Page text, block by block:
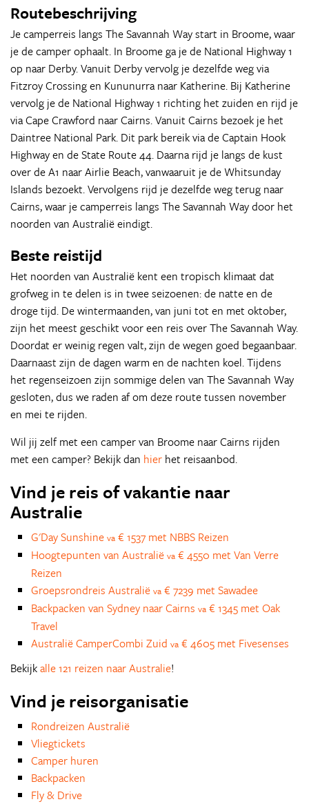
Routebeschrijving
Je camperreis langs The Savannah Way start in Broome, waar
je de camper ophaalt. In Broome ga je de National Highway 1
op naar Derby. Vanuit Derby vervolg je dezelfde weg via
Fitzroy Crossing en Kununurra naar Katherine. Bij Katherine
vervolg je de National Highway 1 richting het zuiden en rijd je
via Cape Crawford naar Cairns. Vanuit Cairns bezoek je het
Daintree National Park. Dit park bereik via de Captain Hook
Highway en de State Route 44. Daarna rijd je langs de kust
over de A1 naar Airlie Beach, vanwaaruit je de Whitsunday
Islands bezoekt. Vervolgens rijd je dezelfde weg terug naar
Cairns, waar je camperreis langs The Savannah Way door het
noorden van Australië eindigt.
Beste reistijd
Het noorden van Australië kent een tropisch klimaat dat
grofweg in te delen is in twee seizoenen: de natte en de
droge tijd. De wintermaanden, van juni tot en met oktober,
zijn het meest geschikt voor een reis over The Savannah Way.
Doordat er weinig regen valt, zijn de wegen goed begaanbaar.
Daarnaast zijn de dagen warm en de nachten koel. Tijdens
het regenseizoen zijn sommige delen van The Savannah Way
gesloten, dus we raden af om deze route tussen november
en mei te rijden.
Wil jij zelf met een camper van Broome naar Cairns rijden
met een camper? Bekijk dan hier het reisaanbod.
Vind je reis of vakantie naar
Australie
G'Day Sunshine va € 1537 met NBBS Reizen
Hoogtepunten van Australië va € 4550 met Van Verre
Reizen
Groepsrondreis Australië va € 7239 met Sawadee
Backpacken van Sydney naar Cairns va € 1345 met Oak
Travel
Australië CamperCombi Zuid va € 4605 met Fivesenses
Bekijkalle 121 reizen naar Australie!
Vind je reisorganisatie
Rondreizen Australië
Vliegtickets
Camper huren
Backpacken
Fly & Drive